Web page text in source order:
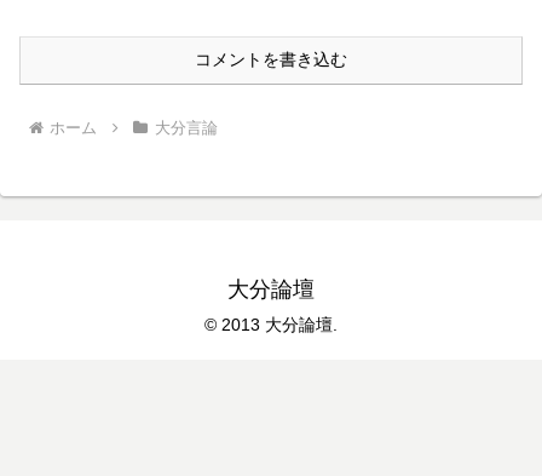
コメントを書き込む
ホーム 大分言論
大分論壇
© 2013 大分論壇.